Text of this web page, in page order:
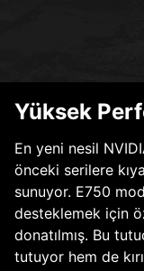
Yüksek
En yeni nesil
önceki serilere
sunuyor. E750
desteklemek için
donatılmış. Bu
tutuyor hem de